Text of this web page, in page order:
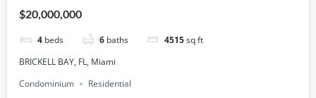
$20,000,000
4 beds 6 baths 4515sq ft
BRICKELL BAY, FL, Miami
Condominium
Residential